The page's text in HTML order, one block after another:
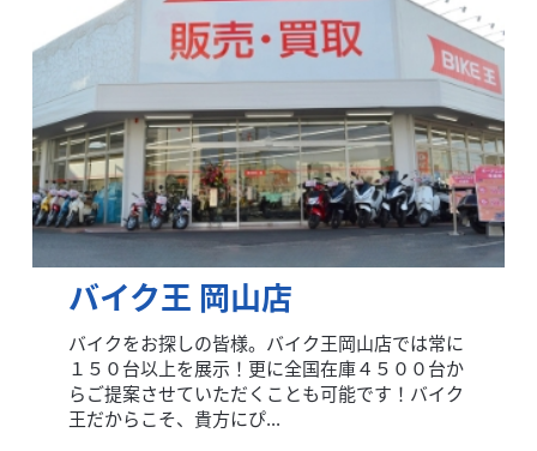
バイク王 岡山店
バイクをお探しの皆様。バイク王岡山店では常に
１５０台以上を展示！更に全国在庫４５００台か
らご提案させていただくことも可能です！バイク
王だからこそ、貴方にぴ...